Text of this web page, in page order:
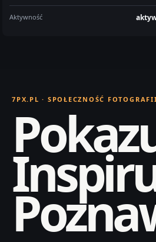
Aktywność
7PX.PL · SPOŁECZNOŚĆ FOTOGRAFII